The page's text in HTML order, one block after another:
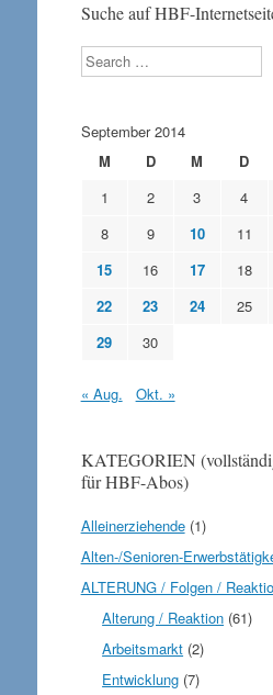
Suche auf HBF-
Search
September 2014
M
D M D
1
2 3 4
8
9 10 11
15
16 17 18
22
23 24 25
29
30
« Aug. Okt. »
KATEGORIEN
für HBF-Abos)
Alleinerziehende(1)
Alten-/Senioren-
ALTERUNG / Folgen /
Alterung / Reaktion (61)
Arbeitsmarkt (2)
Entwicklung (7)